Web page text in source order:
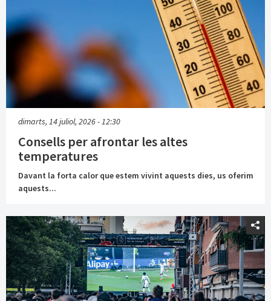
dimarts, 14 juliol, 2026 - 12:30
Consells per afrontar les altes
temperatures
Davant la forta calor que estem vivint aquests dies, us oferim
aquests...